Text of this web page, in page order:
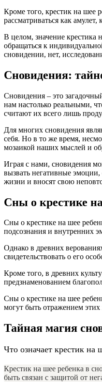
Кроме того, крестик на шее
рассматриваться как
В целом, значение крестика
обращаться к
сновидении, нет,
Сновидения:
Сновидения – это
нам настолько реальными,
считают их всего лишь
Для многих сновидения
себя. Но в то же время,
мозаикой наших мыслей и
Играя с нами, сновидения
вызвать негативные
жизни и вносят свою
Сны о крестике
Сны о крестике на шее
подсознания и внутренних
Однако в древних
свидетельствовать о его
Кроме того, в древних
предзнаменованием
Сны о крестике на шее
могут быть отражением
Тайная магия
Что означает крестик на
Крестик на шее ребенка в
быть связан с защитой от